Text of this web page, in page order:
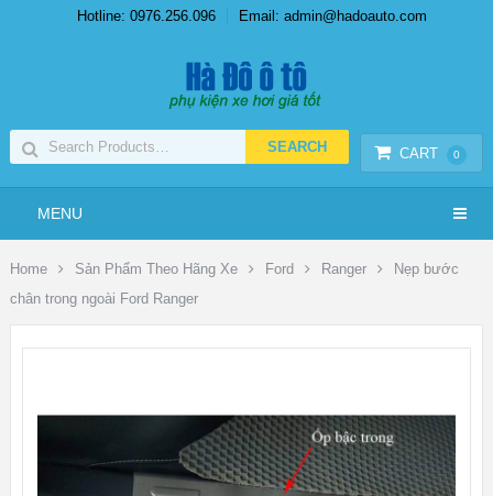
Hotline: 0976.256.096 Email: admin@hadoauto.com
CART 0
MENU
Home Sản Phẩm Theo Hãng Xe Ford Ranger
Nẹp bước
chân trong ngoài Ford Ranger